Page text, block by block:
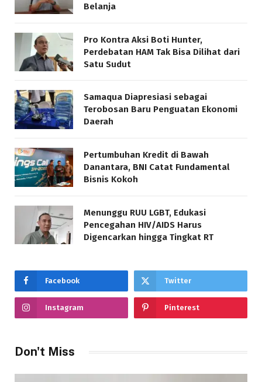
Belanja
Pro Kontra Aksi Boti Hunter,
Perdebatan HAM Tak Bisa Dilihat dari
Satu Sudut
Samaqua Diapresiasi sebagai
Terobosan Baru Penguatan Ekonomi
Daerah
Pertumbuhan Kredit di Bawah
Danantara, BNI Catat Fundamental
Bisnis Kokoh
Menunggu RUU LGBT, Edukasi
Pencegahan HIV/AIDS Harus
Digencarkan hingga Tingkat RT
Facebook Twitter
Instagram Pinterest
Don't Miss